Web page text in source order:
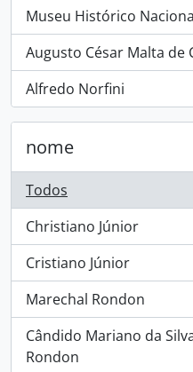
Museu Histórico
, 4 resultados
Augusto César Malta de
, 3 resultados
Alfredo Norfini
, 2 resultados
nome
Todos
Christiano Júnior
, 41 resultados
Cristiano Júnior
, 41 resultados
Marechal Rondon
, 14 resultados
Cândido Mariano da
Rondon
, 14 resultados